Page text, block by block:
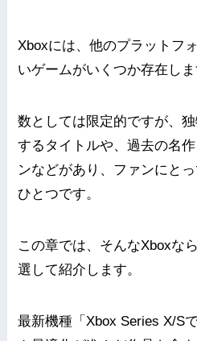
Xboxには、他のプラットフ
いゲームがいくつか存在しま
数としては限定的ですが、
するタイトルや、過去の名
ンなどがあり、ファンにと
ひとつです。
この章では、そんなXboxな
選して紹介します。
最新機種「Xbox Series X/S